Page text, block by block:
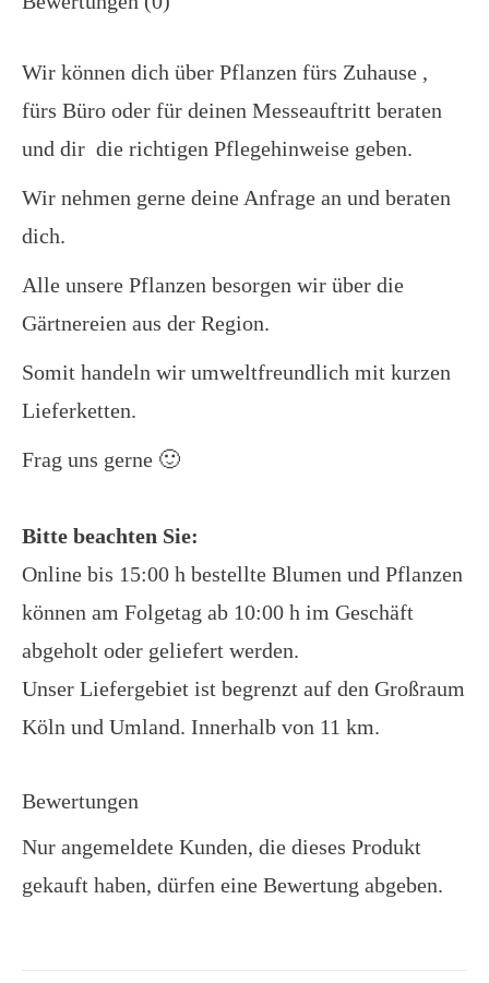
Wir können dich über Pflanzen fürs Zuhause ,
fürs Büro oder für deinen Messeauftritt beraten
und dir die richtigen Pflegehinweise geben.
Wir nehmen gerne deine Anfrage an und beraten
dich.
Alle unsere Pflanzen besorgen wir über die
Gärtnereien aus der Region.
Somit handeln wir umweltfreundlich mit kurzen
Lieferketten.
Frag uns gerne 🙂
Bitte beachten Sie:
Online bis 15:00 h bestellte Blumen und Pflanzen
können am Folgetag ab 10:00 h im Geschäft
abgeholt oder geliefert werden.
Unser Liefergebiet ist begrenzt auf den Großraum
Köln und Umland. Innerhalb von 11 km.
Bewertungen
Nur angemeldete Kunden, die dieses Produkt
gekauft haben, dürfen eine Bewertung abgeben.